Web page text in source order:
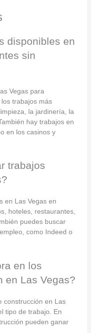
disponibles en
sin
Vegas para
trabajos más
la jardinería, la
hay trabajos en
en los casinos y
trabajos
en Las Vegas en
hoteles, restaurantes,
puedes buscar
como Indeed o
en los
en Las Vegas?
construcción en Las
tipo de trabajo. En
pueden ganar